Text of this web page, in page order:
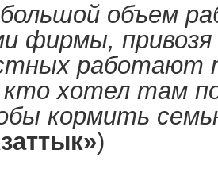
объем
фирмы, привозя
работают
кто хотел там
кормить
)